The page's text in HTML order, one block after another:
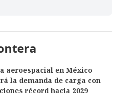
aeroespacial en México
la demanda de carga con
récord hacia 2029